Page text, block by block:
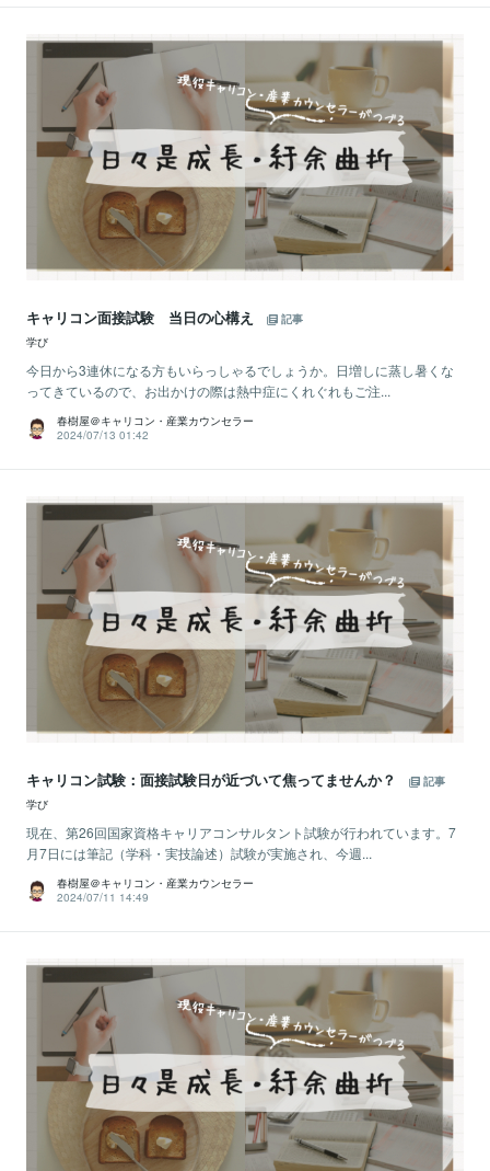
キャリコン面接試験 当日の心構え
記事
学び
今日から3連休になる方もいらっしゃるでしょうか。日増しに蒸し暑くな
ってきているので、お出かけの際は熱中症にくれぐれもご注...
春樹屋＠キャリコン・産業カウンセラー
2024/07/13 01:42
キャリコン試験：面接試験日が近づいて焦ってませんか？
記事
学び
現在、第26回国家資格キャリアコンサルタント試験が行われています。7
月7日には筆記（学科・実技論述）試験が実施され、今週...
春樹屋＠キャリコン・産業カウンセラー
2024/07/11 14:49